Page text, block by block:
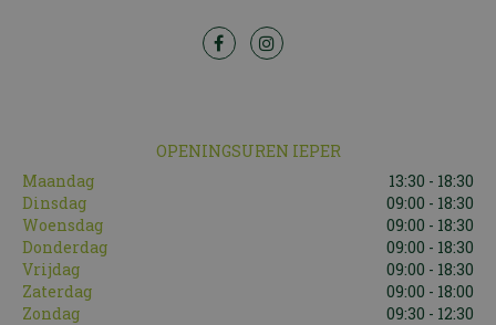
OPENINGSUREN IEPER
Maandag
13:30 - 18:30
Dinsdag
09:00 - 18:30
Woensdag
09:00 - 18:30
Donderdag
09:00 - 18:30
Vrijdag
09:00 - 18:30
Zaterdag
09:00 - 18:00
Zondag
09:30 - 12:30